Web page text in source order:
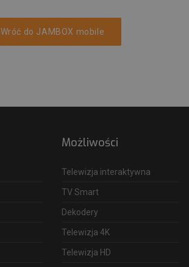
Wróć do JAMBOX mobile
Możliwości
Telewizja interaktywna
TV Smart
Dekodery
Telewizja 4K
Telewizja HD